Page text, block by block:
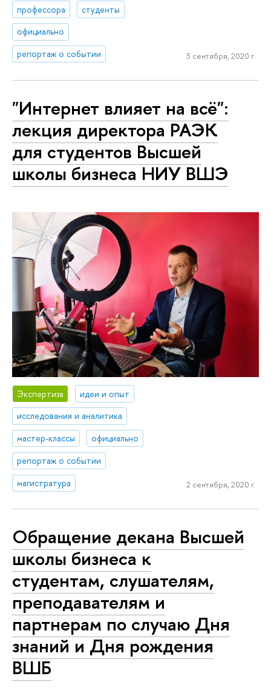
профессора
студенты
официально
репортаж о событии
3 сентября, 2020 г.
"Интернет влияет на всё":
лекция директора РАЭК
для студентов Высшей
школы бизнеса НИУ ВШЭ
Экспертиза
идеи и опыт
исследования и аналитика
мастер-классы
официально
репортаж о событии
магистратура
2 сентября, 2020 г.
Обращение декана Высшей
школы бизнеса к
студентам, слушателям,
преподавателям и
партнерам по случаю Дня
знаний и Дня рождения
ВШБ